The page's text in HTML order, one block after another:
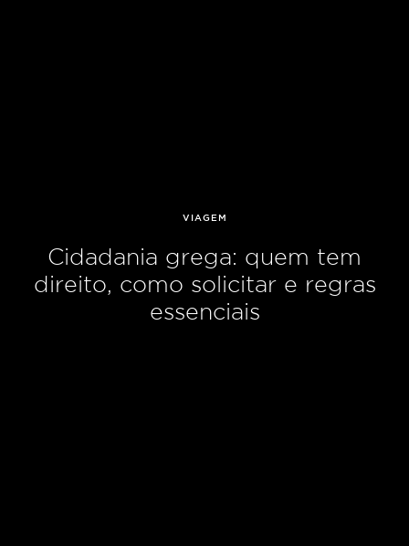
VIAGEM
Cidadania grega: quem tem
direito, como solicitar e regras
essenciais